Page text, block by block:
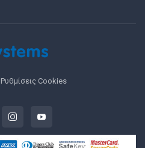
Ρυθμίσεις Cookies